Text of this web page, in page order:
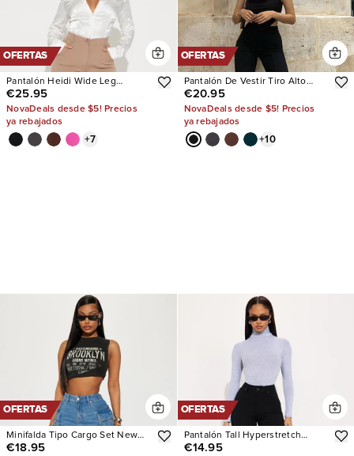
OFERTAS
Pantalón Heidi Wide Leg
Trouser
€25.95
NovaDeals desde $5! Precios
ya rebajados
+7
OFERTAS
Pantalón De Vestir Tiro Alto
Victoria
€20.95
NovaDeals desde $5! Precios
ya rebajados
+10
OFERTAS
Minifalda Tipo Cargo Set New
Limits Denim
€18.95
OFERTAS
Pantalón Tall Hyperstretch
Skinny
€14.95